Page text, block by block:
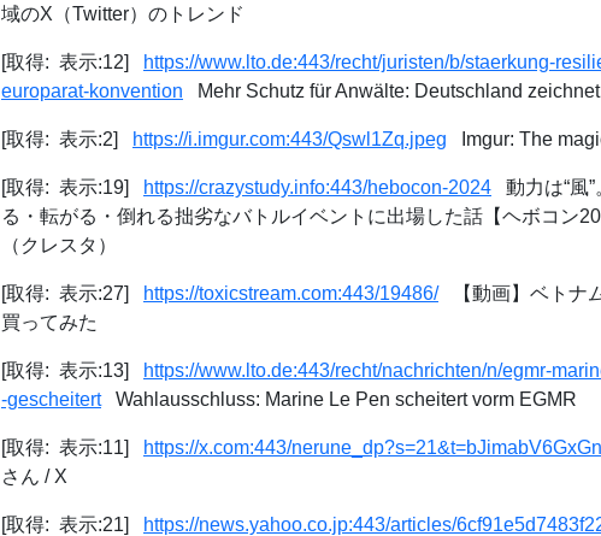
域のX（Twitter）のトレンド
[取得: 表示:12]
https://www.lto.de:443/recht/juristen/b/staerkung-
europarat-konvention Mehr Schutz für Anwälte: Deutschland
[取得: 表示:2] https://i.imgur.com:443/Qswl1Zq.jpeg Imgur: The
[取得: 表示:19] https://crazystudy.info:443/hebocon-2024 動力は“風
る・転がる・倒れる拙劣なバトルイベントに出場した話【ヘボコン
（クレスタ）
[取得: 表示:27] https://toxicstream.com:443/19486/【動画】ベトナム
買ってみた
[取得: 表示:13]
https://www.lto.de:443/recht/nachrichten/n/egmr-
-gescheitertWahlausschluss: Marine Le Pen scheitert vorm EGMR
[取得: 表示:11] https://x.com:443/
さん / X
[取得: 表示:21] https://news.yahoo.co.jp:443/articles/